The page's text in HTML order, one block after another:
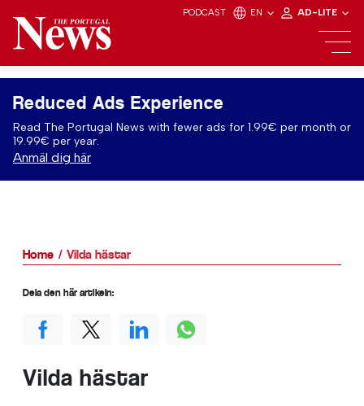
PODCAST EN AD-LITE
Reduced Ads Experience
Read The Portugal News with fewer ads for 1.99€ per month or
19.99€ per year.
Anmäl dig här
Home Vilda hästar
Vilda hästar
Dela den här artikeln: